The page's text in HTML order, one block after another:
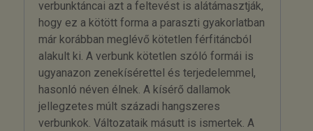
verbunktáncai azt a feltevést is alátámasztják,
hogy ez a kötött forma a paraszti gyakorlatban
már korábban meglévő kötetlen férfitáncból
alakult ki. A verbunk kötetlen szóló formái is
ugyanazon zenekísérettel és terjedelemmel,
hasonló néven élnek. A kísérő dallamok
jellegzetes múlt századi hangszeres
verbunkok. Változataik másutt is ismertek. A